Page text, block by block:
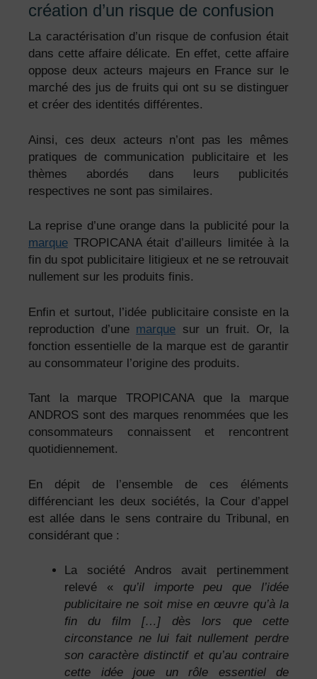
création d’un risque de confusion
La caractérisation d’un risque de confusion était
dans cette affaire délicate. En effet, cette affaire
oppose deux acteurs majeurs en France sur le
marché des jus de fruits qui ont su se distinguer
et créer des identités différentes.
Ainsi, ces deux acteurs n’ont pas les mêmes
pratiques de communication publicitaire et les
thèmes abordés dans leurs publicités
respectives ne sont pas similaires.
La reprise d’une orange dans la publicité pour la
marque TROPICANA était d’ailleurs limitée à la
fin du spot publicitaire litigieux et ne se retrouvait
nullement sur les produits finis.
Enfin et surtout, l’idée publicitaire consiste en la
reproduction d’une marque sur un fruit. Or, la
fonction essentielle de la marque est de garantir
au consommateur l’origine des produits.
Tant la marque TROPICANA que la marque
ANDROS sont des marques renommées que les
consommateurs connaissent et rencontrent
quotidiennement.
En dépit de l’ensemble de ces éléments
différenciant les deux sociétés, la Cour d’appel
est allée dans le sens contraire du Tribunal, en
considérant que :
La société Andros avait pertinemment
relevé « qu’il importe peu que l’idée
publicitaire ne soit mise en œuvre qu’à la
fin du film […] dès lors que cette
circonstance ne lui fait nullement perdre
son caractère distinctif et qu’au contraire
cette idée joue un rôle essentiel de